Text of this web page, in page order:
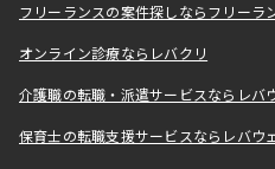
フリーランスの案件探しならフリーラ
オンライン診療ならレバクリ
介護職の転職・派遣サービスならレバ
保育士の転職支援サービスならレバウ